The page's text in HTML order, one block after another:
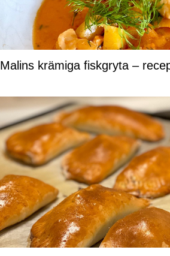
Malins krämiga fiskgryta –